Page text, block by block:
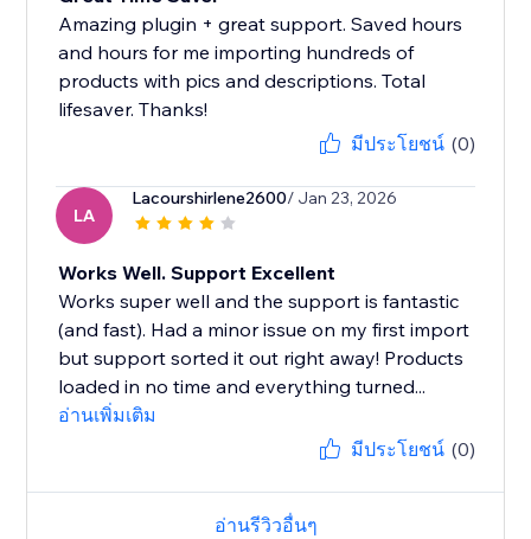
Amazing plugin + great support. Saved hours
and hours for me importing hundreds of
products with pics and descriptions. Total
lifesaver. Thanks!
มีประโยชน์ (0)
LA
Lacourshirlene2600/ Jan 23, 2026
Works Well. Support Excellent
Works super well and the support is fantastic
(and fast). Had a minor issue on my first import
but support sorted it out right away! Products
loaded in no time and everything turned...
อ่านเพิ่มเติม
มีประโยชน์ (0)
อ่านรีวิวอื่นๆ